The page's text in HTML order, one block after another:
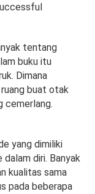
tentang
buku itu
Dimana
buat otak
cemerlang.
yang dimiliki
diri. Banyak
kualitas sama
pada beberapa